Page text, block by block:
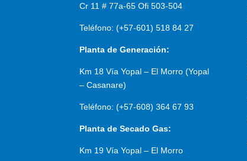
Cr 11 # 77a-65 Ofi 503-504
Teléfono: (+57-601) 518 84 27
Planta de Generación:
Km 18 Vía Yopal – El Morro (Yopal
– Casanare)
Teléfono: (+57-608) 364 67 93
Planta de Secado Gas:
Km 19 Vía Yopal – El Morro